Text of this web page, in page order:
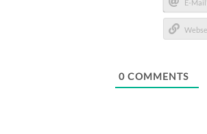
E-
Mail*
0 COMMENTS